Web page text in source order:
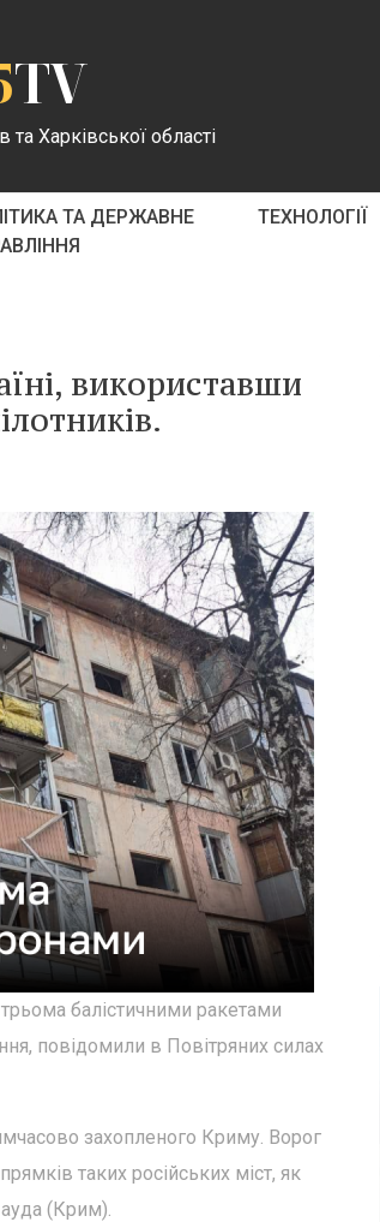
TV
та Харківської області
ТА ДЕРЖАВНЕ
ТЕХНОЛОГІЇ
використавши
балістичними ракетами
повідомили в Повітряних силах
захопленого Криму. Ворог
таких російських міст, як
(Крим).